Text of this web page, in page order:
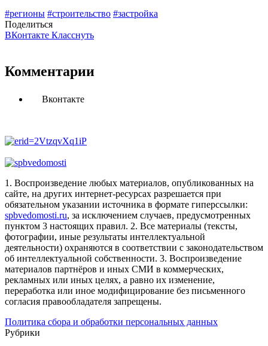
#регионы #строительство #застройка
Поделиться
ВКонтакте Класснуть
Комментарии
Вконтакте
1. Воспроизведение любых материалов, опубликованных на
сайте, на других интернет-ресурсах разрешается при
обязательном указании источника в формате гиперссылки:
spbvedomosti.ru, за исключением случаев, предусмотренных
пунктом 3 настоящих правил. 2. Все материалы (тексты,
фотографии, иные результаты интеллектуальной
деятельности) охраняются в соответствии с законодательством
об интеллектуальной собственности. 3. Воспроизведение
материалов партнёров и иных СМИ в коммерческих,
рекламных или иных целях, а равно их изменение,
переработка или иное модифицирование без письменного
согласия правообладателя запрещены.
Политика сбора и обработки персональных данных
Рубрики